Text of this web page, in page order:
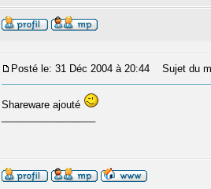
Posté le: 31 Déc 2004 à 20:44 Sujet du
Shareware ajouté